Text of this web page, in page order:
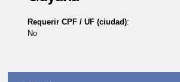
Requerir CPF / UF (ciudad):
No
Documento